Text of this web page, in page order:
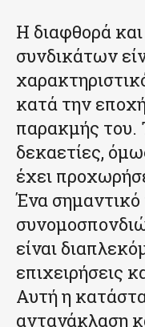
Η διαφθορά
συνδικάτων
κατά την
παρακμής του.
δεκαετίες,
έχει
Ένα
είναι
επιχειρήσεις
Αυτή η
αντανάκλαση